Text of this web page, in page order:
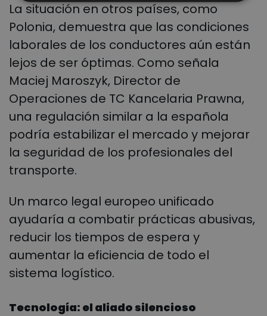
La situación en otros países, como
Polonia, demuestra que las condiciones
laborales de los conductores aún están
lejos de ser óptimas. Como señala
Maciej Maroszyk, Director de
Operaciones de TC Kancelaria Prawna,
una regulación similar a la española
podría estabilizar el mercado y mejorar
la seguridad de los profesionales del
transporte.
Un marco legal europeo unificado
ayudaría a combatir prácticas abusivas,
reducir los tiempos de espera y
aumentar la eficiencia de todo el
sistema logístico.
Tecnología: el aliado silencioso